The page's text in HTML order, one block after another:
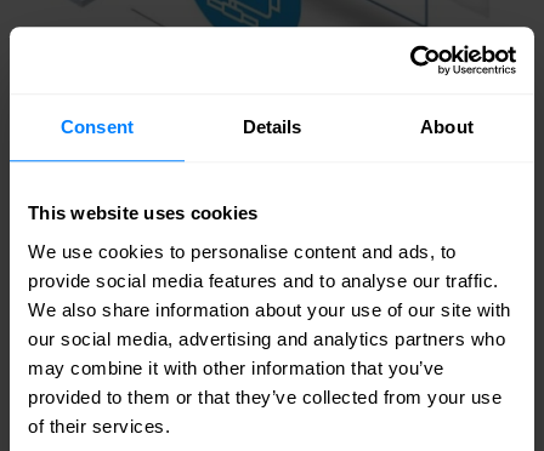
Consent Details About
This website uses cookies
We use cookies to personalise content and ads, to
provide social media features and to analyse our traffic.
We also share information about your use of our site with
our social media, advertising and analytics partners who
may combine it with other information that you’ve
provided to them or that they’ve collected from your use
of their services.